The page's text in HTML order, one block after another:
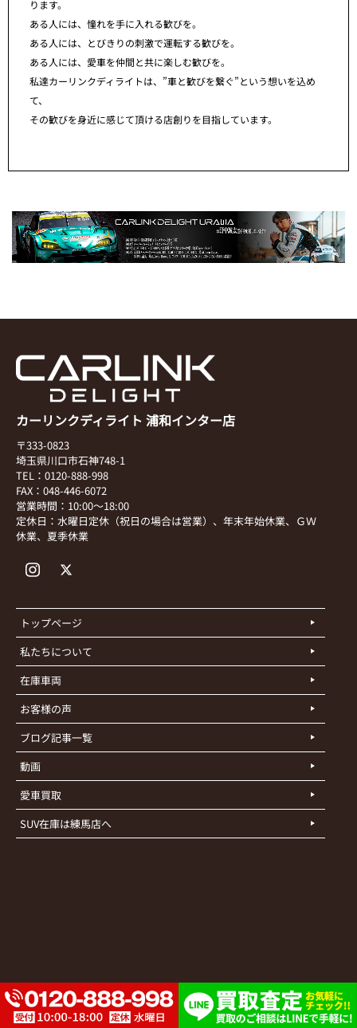
ります。
ある人には、憧れを手に入れる歓びを。
ある人には、とびきりの刺激で運転する歓びを。
ある人には、愛車を仲間と共に楽しむ歓びを。
私達カーリンクディライトは、”車と歓びを繋ぐ”という想いを込め
て、
その歓びを身近に感じて頂ける店創りを目指しています。
カーリンクディライト 浦和インター店
〒333-0823
埼玉県川口市石神748-1
TEL：0120-888-998
FAX：048-446-6072
営業時間：10:00～18:00
定休日：水曜日定休（祝日の場合は営業）、年末年始休業、ＧＷ
休業、夏季休業
トップページ
私たちについて
在庫車両
お客様の声
ブログ記事一覧
動画
愛車買取
SUV在庫は練馬店へ